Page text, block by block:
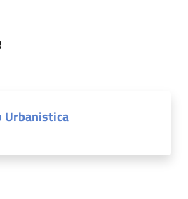
Urbanistica